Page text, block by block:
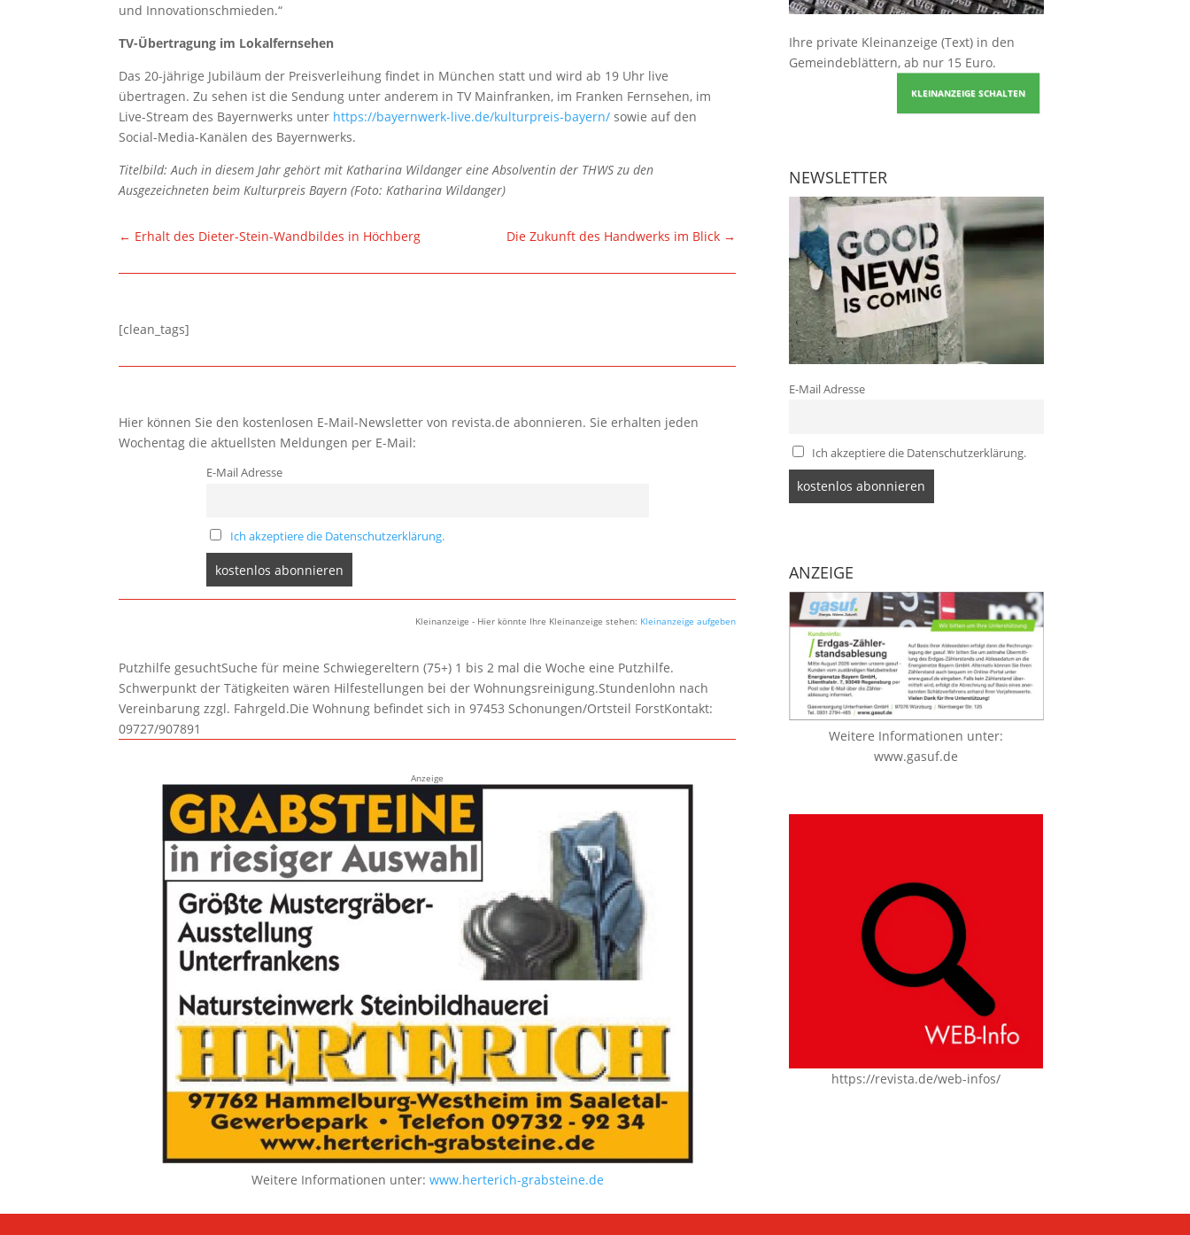
und Innovationschmieden.“
TV-Übertragung im Lokalfernsehen
Das 20-jährige Jubiläum der Preisverleihung findet in München statt und wird ab 19 Uhr live
übertragen. Zu sehen ist die Sendung unter anderem in TV Mainfranken, im Franken Fernsehen, im
Live-Stream des Bayernwerks unter https://bayernwerk-live.de/kulturpreis-bayern/ sowie auf den
Social-Media-Kanälen des Bayernwerks.
Titelbild: Auch in diesem Jahr gehört mit Katharina Wildanger eine Absolventin der THWS zu den
Ausgezeichneten beim Kulturpreis Bayern (Foto: Katharina Wildanger)
← Erhalt des Dieter-Stein-Wandbildes in Höchberg Die Zukunft des Handwerks im Blick →
[clean_tags]
Hier können Sie den kostenlosen E-Mail-Newsletter von revista.de abonnieren. Sie erhalten jeden
Wochentag die aktuellsten Meldungen per E-Mail:
E-Mail Adresse
Ich akzeptiere die Datenschutzerklärung.
Kleinanzeige - Hier könnte Ihre Kleinanzeige stehen: Kleinanzeige aufgeben
Putzhilfe gesuchtSuche für meine Schwiegereltern (75+) 1 bis 2 mal die Woche eine Putzhilfe.
Schwerpunkt der Tätigkeiten wären Hilfestellungen bei der Wohnungsreinigung.Stundenlohn nach
Vereinbarung zzgl. Fahrgeld.Die Wohnung befindet sich in 97453 Schonungen/Ortsteil ForstKontakt:
09727/907891
Anzeige
Weitere Informationen unter: www.herterich-grabsteine.de
Ihre private Kleinanzeige (Text) in den
Gemeindeblättern, ab nur 15 Euro.
KLEINANZEIGE SCHALTEN
NEWSLETTER
E-Mail Adresse
Ich akzeptiere die Datenschutzerklärung.
ANZEIGE
Weitere Informationen unter:
www.gasuf.de
https://revista.de/web-infos/